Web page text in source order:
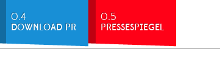
0.4
DOWNLOAD PR
0.5
PRESSESPIEGEL